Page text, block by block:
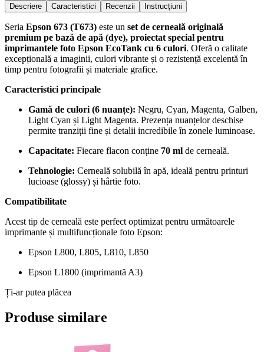
Descriere Caracteristici Recenzii Instrucțiuni
Seria Epson 673 (T673) este un set de cerneală originală
premium pe bază de apă (dye), proiectat special pentru
imprimantele foto Epson EcoTank cu 6 culori. Oferă o calitate
excepțională a imaginii, culori vibrante și o rezistență excelentă în
timp pentru fotografii și materiale grafice.
Caracteristici principale
Gamă de culori (6 nuanțe): Negru, Cyan, Magenta, Galben,
Light Cyan și Light Magenta. Prezența nuanțelor deschise
permite tranziții fine și detalii incredibile în zonele luminoase.
Capacitate: Fiecare flacon conține 70 ml de cerneală.
Tehnologie: Cerneală solubilă în apă, ideală pentru printuri
lucioase (glossy) și hârtie foto.
Compatibilitate
Acest tip de cerneală este perfect optimizat pentru următoarele
imprimante și multifuncționale foto Epson:
Epson L800, L805, L810, L850
Epson L1800 (imprimantă A3)
Ți-ar putea plăcea
Produse similare